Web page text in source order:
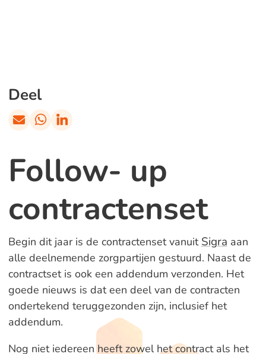
Follow- up
contractenset
Begin dit jaar is de contractenset vanuit Sigra aan
alle deelnemende zorgpartijen gestuurd. Naast de
contractset is ook een addendum verzonden. Het
goede nieuws is dat een deel van de contracten
ondertekend teruggezonden zijn, inclusief het
addendum.
Nog niet iedereen heeft zowel het contract als het
Deel